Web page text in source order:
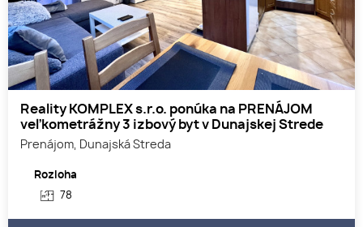
Reality KOMPLEX s.r.o. ponúka na PRENÁJOM
veľkometrážny 3 izbový byt v Dunajskej Strede
Prenájom, Dunajská Streda
Rozloha
78